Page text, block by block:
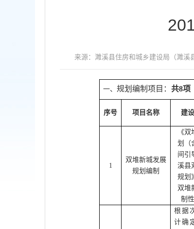
来源：濉溪县住房和城乡建设局（濉溪
一、规划编制项目：共8项
序号 项目名称 建
1
双堆新城发展
规划编制
《
划（
间引
溪县
规划
双堆
制
根据
计确